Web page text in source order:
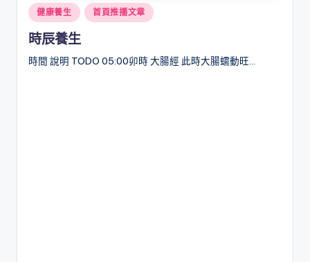
Posted
in
健康養生 首頁推播文章
時辰養生
時間 說明 TODO 05:00卯時 大腸經 此時大腸蠕動旺…